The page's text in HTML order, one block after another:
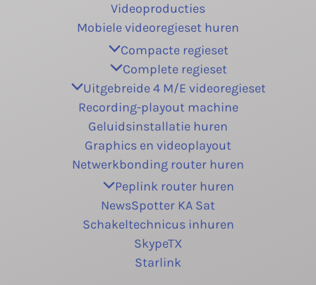
Videoproducties
Mobiele videoregieset huren
Compacte regieset
Complete regieset
Uitgebreide 4 M/E videoregieset
Recording-playout machine
Geluidsinstallatie huren
Graphics en videoplayout
Netwerkbonding router huren
Peplink router huren
NewsSpotter KA Sat
Schakeltechnicus inhuren
SkypeTX
Starlink